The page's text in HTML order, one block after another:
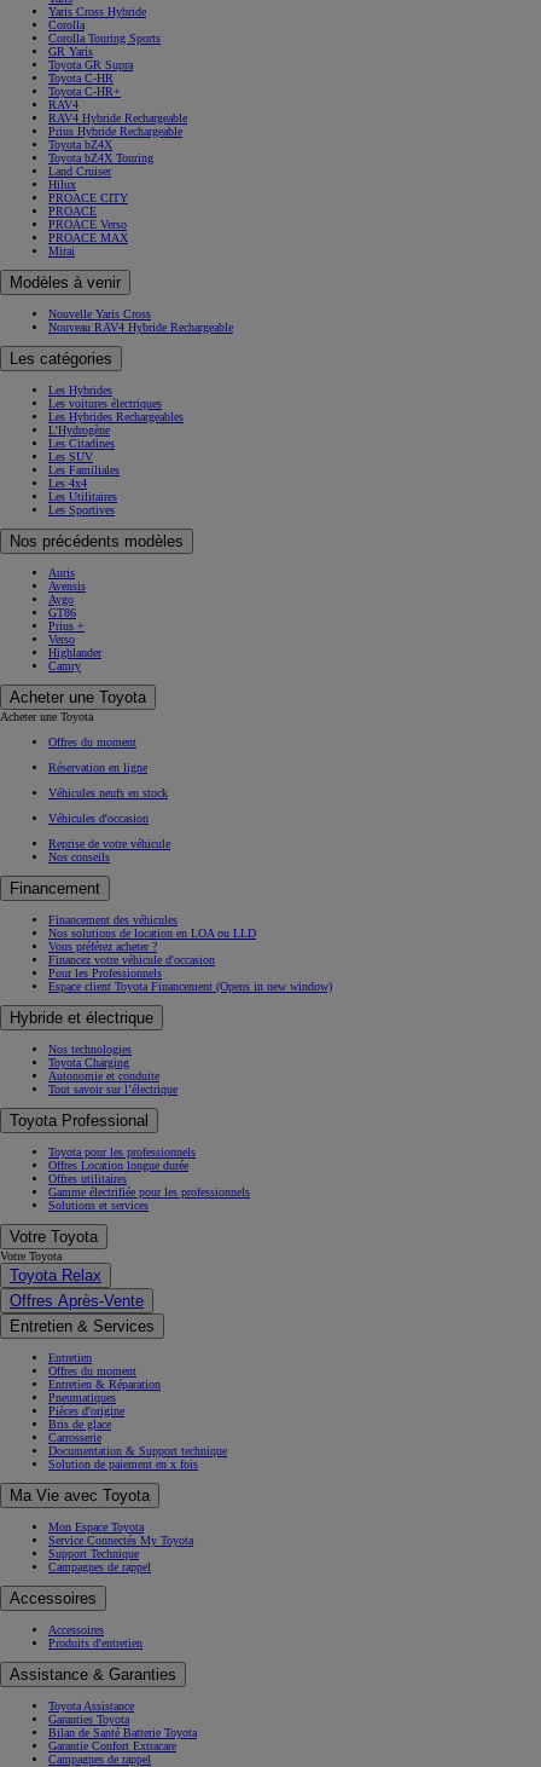
Yaris Cross Hybride
Corolla
Corolla Touring Sports
GR Yaris
Toyota GR Supra
Toyota C-HR
Toyota C-HR+
RAV4
RAV4 Hybride Rechargeable
Prius Hybride Rechargeable
Toyota bZ4X
Toyota bZ4X Touring
Land Cruiser
Hilux
PROACE CITY
PROACE
PROACE Verso
PROACE MAX
Mirai
Modèles à venir
Nouvelle Yaris Cross
Nouveau RAV4 Hybride Rechargeable
Les catégories
Les Hybrides
Les voitures électriques
Les Hybrides Rechargeables
L'Hydrogène
Les Citadines
Les SUV
Les Familiales
Les 4x4
Les Utilitaires
Les Sportives
Nos précédents modèles
Auris
Avensis
Aygo
GT86
Prius +
Verso
Highlander
Camry
Acheter une Toyota
Acheter une Toyota
Offres du moment
Réservation en ligne
Véhicules neufs en stock
Véhicules d'occasion
Reprise de votre véhicule
Nos conseils
Financement
Financement des véhicules
Nos solutions de location en LOA ou LLD
Vous préférez acheter ?
Financez votre véhicule d'occasion
Pour les Professionnels
Espace client Toyota Financement (Opens in new window)
Hybride et électrique
Nos technologies
Toyota Charging
Autonomie et conduite
Tout savoir sur l’électrique
Toyota Professional
Toyota pour les professionnels
Offres Location longue durée
Offres utilitaires
Gamme électrifiée pour les professionnels
Solutions et services
Votre Toyota
Votre Toyota
Toyota Relax
Offres Après-Vente
Entretien & Services
Entretien
Offres du moment
Entretien & Réparation
Pneumatiques
Pièces d'origine
Bris de glace
Carrosserie
Documentation & Support technique
Solution de paiement en x fois
Ma Vie avec Toyota
Mon Espace Toyota
Service Connectés My Toyota
Support Technique
Campagnes de rappel
Accessoires
Accessoires
Produits d'entretien
Assistance & Garanties
Toyota Assistance
Garanties Toyota
Bilan de Santé Batterie Toyota
Garantie Confort Extracare
Campagnes de rappel